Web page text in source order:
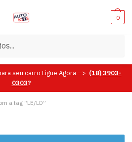
0
seu carro Ligue Agora –> (18) 3903-
0303?
a tag “LE/LD”